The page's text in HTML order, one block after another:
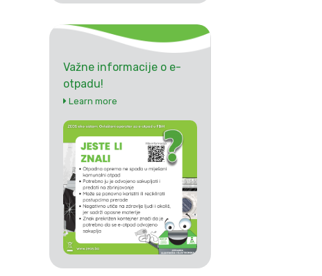
Važne informacije o e-
otpadu!
Learn more